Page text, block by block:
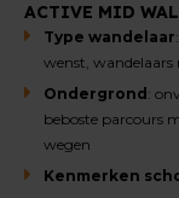
ACTIVE MID
Type wandelaar
wenst,
Ondergrond :
beboste parcours
wegen
Kenmerken